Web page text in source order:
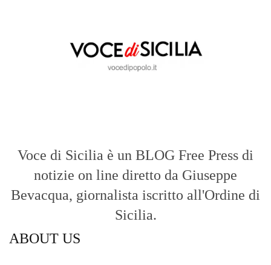
Voce di Sicilia è un BLOG Free Press di
notizie on line diretto da Giuseppe
Bevacqua, giornalista iscritto all'Ordine di
Sicilia.
ABOUT US